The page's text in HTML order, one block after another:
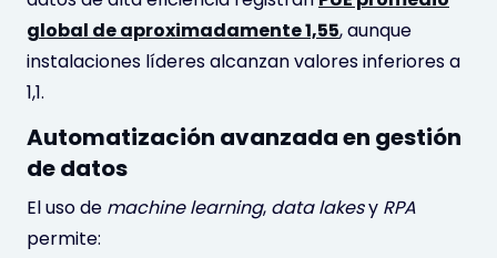
global de aproximadamente 1,55, aunque
instalaciones líderes alcanzan valores inferiores a
1,1.
Automatización avanzada en gestión
de datos
El uso de machine learning, data lakesy RPA
permite: